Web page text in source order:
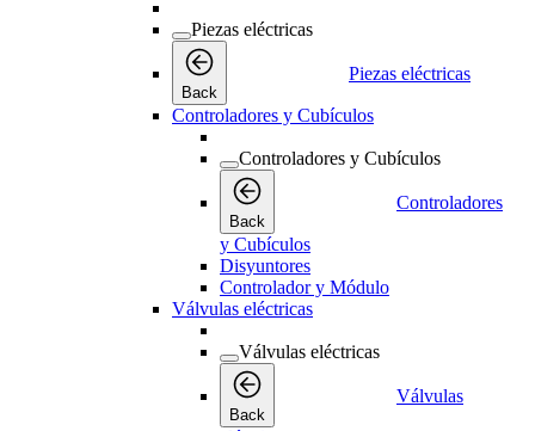
Piezas eléctricas
Back
Piezas eléctricas
Controladores y Cubículos
Controladores y Cubículos
Back
Controladores
y Cubículos
Disyuntores
Controlador y Módulo
Válvulas eléctricas
Válvulas eléctricas
Back
Válvulas